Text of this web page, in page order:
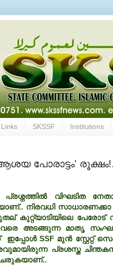
SKSSF Institutions
പോരാട്ടം'
വിഘടിത
നിരവധി
കുറ്റ്യാടിയിലെ
അടങ്ങുന്ന മാതൃ
ഇപ്പോള്‍ SSF മുന്‍ സ്റ്റേറ്റ്
പ്രശസ്ത